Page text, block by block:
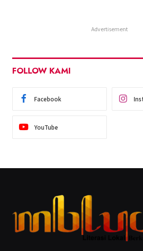
Advertisement
FOLLOW KAMI
Facebook
YouTube